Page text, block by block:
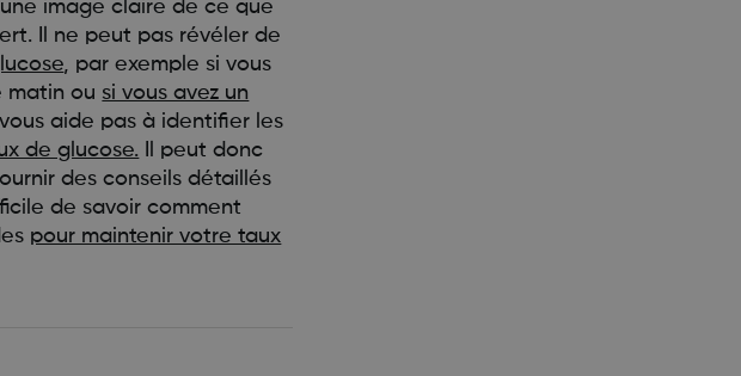
image claire de ce que
Il ne peut pas révéler de
, par exemple si vous
matin ou si vous avez un
aide pas à identifier les
de glucose. Il peut donc
des conseils détaillés
de savoir comment
pour maintenir votre taux